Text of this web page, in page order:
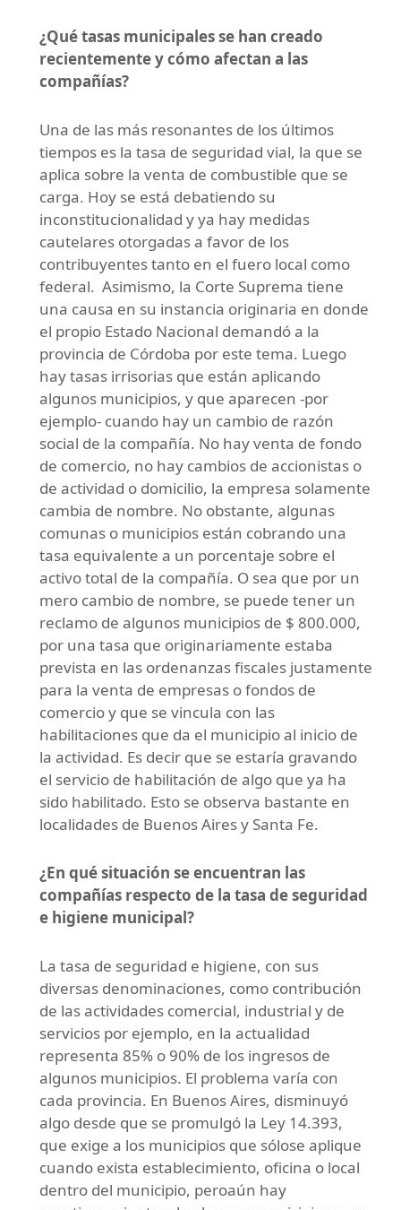
¿Qué tasas municipales se han creado
recientemente y cómo afectan a las
compañías?
Una de las más resonantes de los últimos
tiempos es la tasa de seguridad vial, la que se
aplica sobre la venta de combustible que se
carga. Hoy se está debatiendo su
inconstitucionalidad y ya hay medidas
cautelares otorgadas a favor de los
contribuyentes tanto en el fuero local como
federal. Asimismo, la Corte Suprema tiene
una causa en su instancia originaria en donde
el propio Estado Nacional demandó a la
provincia de Córdoba por este tema. Luego
hay tasas irrisorias que están aplicando
algunos municipios, y que aparecen -por
ejemplo- cuando hay un cambio de razón
social de la compañía. No hay venta de fondo
de comercio, no hay cambios de accionistas o
de actividad o domicilio, la empresa solamente
cambia de nombre. No obstante, algunas
comunas o municipios están cobrando una
tasa equivalente a un porcentaje sobre el
activo total de la compañía. O sea que por un
mero cambio de nombre, se puede tener un
reclamo de algunos municipios de $ 800.000,
por una tasa que originariamente estaba
prevista en las ordenanzas fiscales justamente
para la venta de empresas o fondos de
comercio y que se vincula con las
habilitaciones que da el municipio al inicio de
la actividad. Es decir que se estaría gravando
el servicio de habilitación de algo que ya ha
sido habilitado. Esto se observa bastante en
localidades de Buenos Aires y Santa Fe.
¿En qué situación se encuentran las
compañías respecto de la tasa de seguridad
e higiene municipal?
La tasa de seguridad e higiene, con sus
diversas denominaciones, como contribución
de las actividades comercial, industrial y de
servicios por ejemplo, en la actualidad
representa 85% o 90% de los ingresos de
algunos municipios. El problema varía con
cada provincia. En Buenos Aires, disminuyó
algo desde que se promulgó la Ley 14.393,
que exige a los municipios que sólose aplique
cuando exista establecimiento, oficina o local
dentro del municipio, peroaún hay